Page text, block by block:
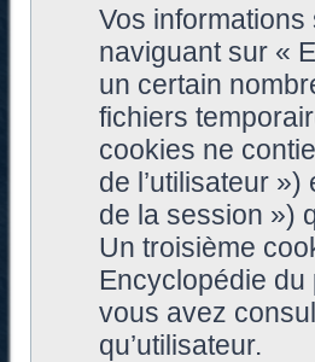
Vos
naviguant sur «
un certain
fichiers
cookies ne
de l’utilisateur
de la session »)
Un troisième
Encyclopédie
vous avez
qu’utilisateur.